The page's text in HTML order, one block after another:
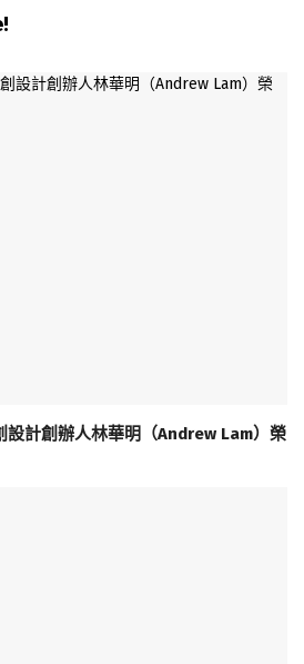
設計創辦人林華明（Andrew Lam）榮